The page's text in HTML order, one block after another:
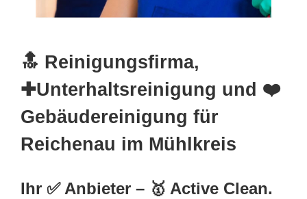
🔝 Reinigungsfirma,
✚Unterhaltsreinigung und ❤️
Gebäudereinigung für
Reichenau im Mühlkreis
Ihr ✅ Anbieter – 🥇 Active Clean.